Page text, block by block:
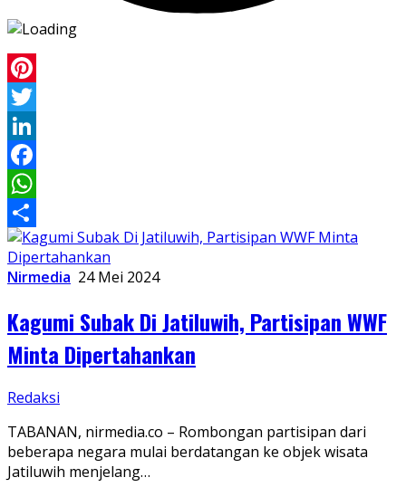
Pinterest
Twitter
LinkedIn
Facebook
WhatsApp
Share
Nirmedia 24 Mei 2024
Kagumi Subak Di Jatiluwih, Partisipan WWF
Minta Dipertahankan
Redaksi
TABANAN, nirmedia.co – Rombongan partisipan dari
beberapa negara mulai berdatangan ke objek wisata
Jatiluwih menjelang…